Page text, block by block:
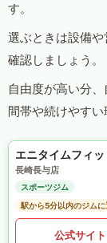
す。
選ぶときは設備
確認しましょう。
自由度が高い分
間帯や続けやすい
エニタイムフィッ
長崎長与店
スポーツジム
駅から5分以内のジムに
公式サイ